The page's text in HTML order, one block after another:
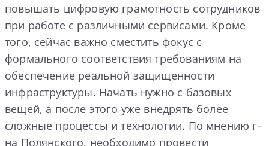
повышать цифровую грамотность сотрудников
при работе с различными сервисами. Кроме
того, сейчас важно сместить фокус с
формального соответствия требованиям на
обеспечение реальной защищенности
инфраструктуры. Начать нужно с базовых
вещей, а после этого уже внедрять более
сложные процессы и технологии. По мнению г-
на Полянского, необходимо провести